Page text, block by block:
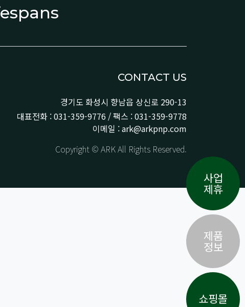
CONTACT US
경기도 화성시 향남읍 상신로 290-13
대표전화 : 031-359-9776 / 팩스 : 031-359-9778
이메일 : ark@arkpnp.com
Copyright © ARK All Rights Reserved.
사업
제휴
제품
정보
쇼핑몰